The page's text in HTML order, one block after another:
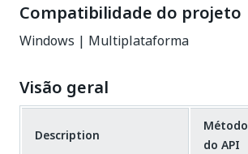
Compatibilidade do projeto
Windows | Multiplataforma
Visão geral
Description
Método
do API